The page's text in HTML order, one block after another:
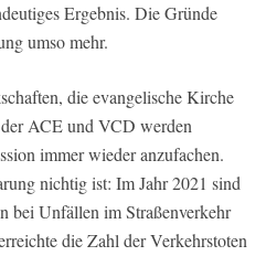
Ergebnis. Die Gründe
umso mehr.
die evangelische Kirche
ACE und VCD werden
immer wieder anzufachen.
nichtig ist: Im Jahr 2021 sind
bei Unfällen im Straßenverkehr
die Zahl der Verkehrstoten